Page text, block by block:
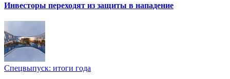
Инвесторы переходят из защиты в нападение
Спецвыпуск: итоги года